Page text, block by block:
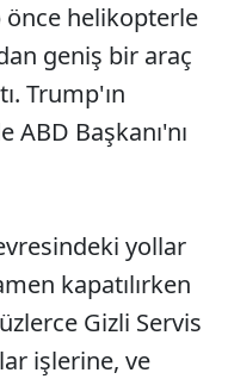
helikopterle
geniş bir araç
Trump'ın
Başkanı'nı
yollar
kapatılırken
Gizli Servis
işlerine, ve